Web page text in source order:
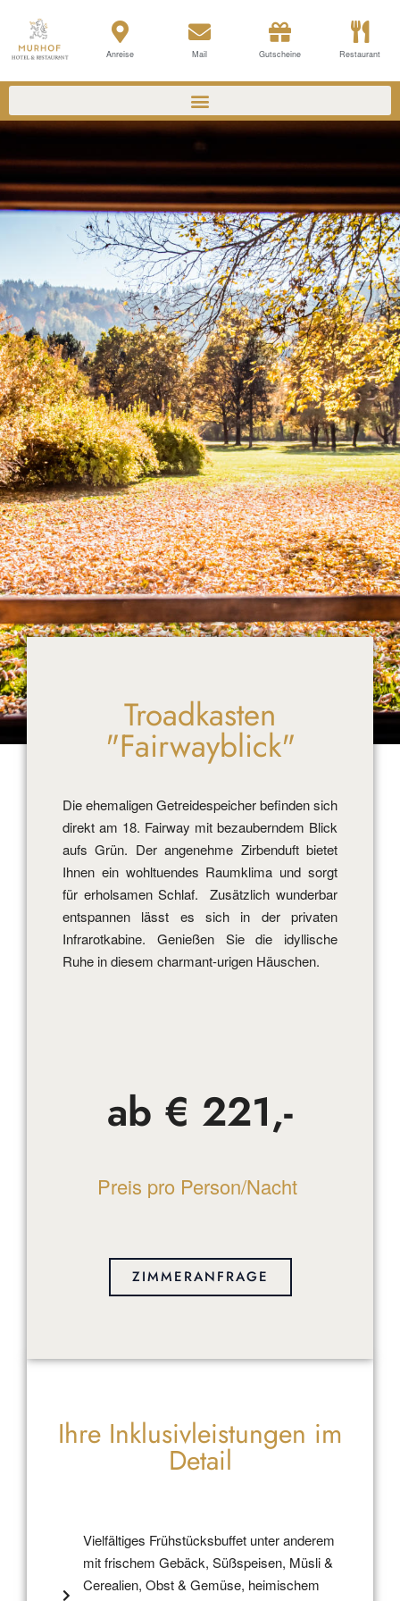
Anreise Mail Gutscheine Restaurant
Troadkasten
"Fairwayblick"
Die ehemaligen Getreidespeicher befinden sich
direkt am 18. Fairway mit bezauberndem Blick
aufs Grün. Der angenehme Zirbenduft bietet
Ihnen ein wohltuendes Raumklima und sorgt
für erholsamen Schlaf. Zusätzlich wunderbar
entspannen lässt es sich in der privaten
Infrarotkabine. Genießen Sie die idyllische
Ruhe in diesem charmant-urigen Häuschen.
ab € 221,-
Preis pro Person/Nacht
ZIMMERANFRAGE
Ihre Inklusivleistungen im
Detail
Vielfältiges Frühstücksbuffet unter anderem
mit frischem Gebäck, Süßspeisen, Müsli &
Cerealien, Obst & Gemüse, heimischem